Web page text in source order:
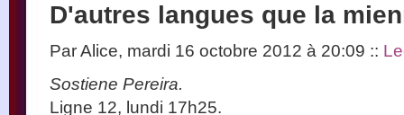
D'autres langues que la
Par Alice, mardi 16 octobre 2012 à 20:09 ::
Sostiene Pereira.
Ligne 12, lundi 17h25.